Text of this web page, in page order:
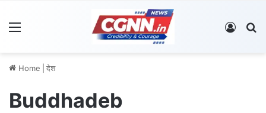
Log In
Home देश
Buddhadeb